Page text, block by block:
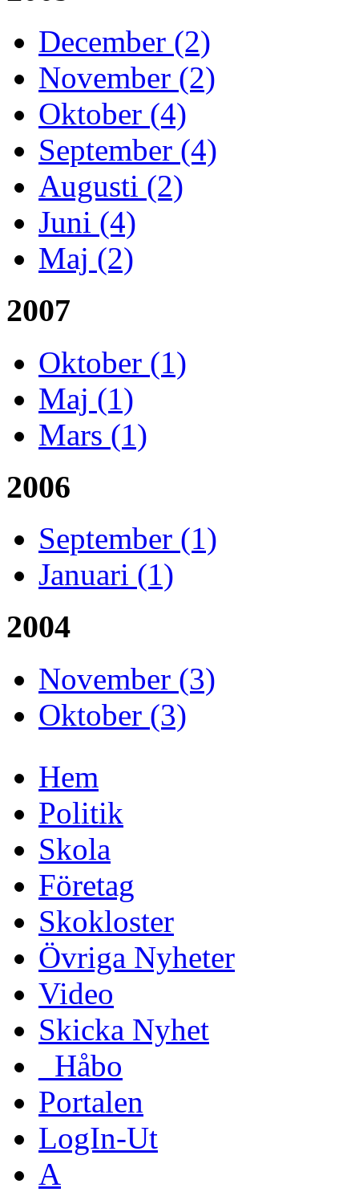
December (2)
November (2)
Oktober (4)
September (4)
Augusti (2)
Juni (4)
Maj (2)
2007
Oktober (1)
Maj (1)
Mars (1)
2006
September (1)
Januari (1)
2004
November (3)
Oktober (3)
Hem
Politik
Skola
Företag
Skokloster
Övriga Nyheter
Video
Skicka Nyhet
_Håbo
Portalen
LogIn-Ut
A